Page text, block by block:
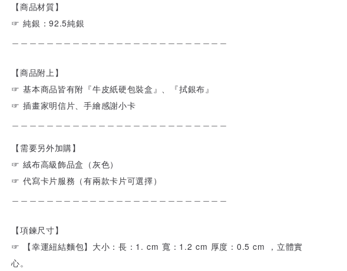
【商品材質】
☞ 純銀：92.5純銀
【商品附上】
☞ 基本商品皆有附『牛皮紙硬包裝盒』、『拭銀布』
☞ 插畫家明信片、手繪感謝小卡
【需要另外加購】
☞ 絨布高級飾品盒（灰色）
☞ 代寫卡片服務（有兩款卡片可選擇）
【項鍊尺寸】
☞
【幸運紐結麵包】 大小：長：1. cm 寬：1.2 cm 厚度：0.5 cm ，立體實
心。